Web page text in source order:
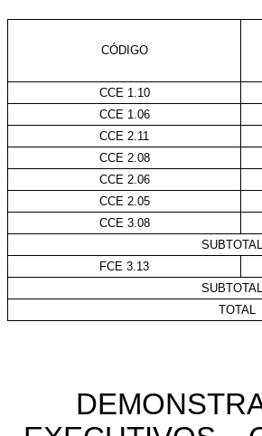
CÓDIGO
CCE 1.10
CCE 1.06
CCE 2.11
CCE 2.08
CCE 2.06
CCE 2.05
CCE 3.08
FCE 3.13
TOTAL